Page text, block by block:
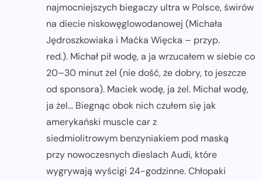
najmocniejszych biegaczy ultra w Polsce, świrów
na diecie niskowęglowodanowej (Michała
Jędroszkowiaka i Maćka Więcka – przyp.
red.). Michał pił wodę, a ja wrzucałem w siebie co
20–30 minut żel (nie dość, że dobry, to jeszcze
od sponsora). Maciek wodę, ja żel. Michał wodę,
ja żel… Biegnąc obok nich czułem się jak
amerykański muscle car z
siedmiolitrowym benzyniakiem pod maską
przy nowoczesnych dieslach Audi, które
wygrywają wyścigi 24-godzinne. Chłopaki